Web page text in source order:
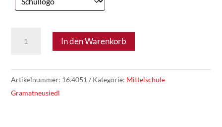
Gramatneusiedl
In den Warenkorb
Artikelnummer: 16.4051 Kategorie: Mittelschule
Gramatneusiedl